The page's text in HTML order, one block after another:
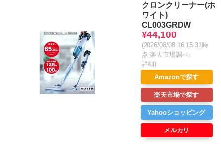
クロンクリーナー(ホ
ワイト)
CL003GRDW
¥44,100
(2026/08/08 16:15:31時
点 楽天市場調べ-
詳細)
Amazonで探す
楽天市場で探す
Yahooショッピング
メルカリ